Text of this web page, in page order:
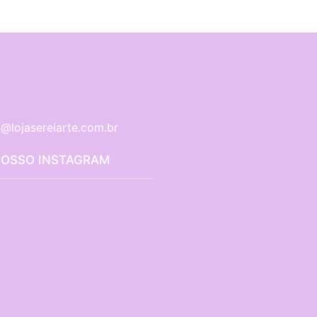
INSTAGRAM